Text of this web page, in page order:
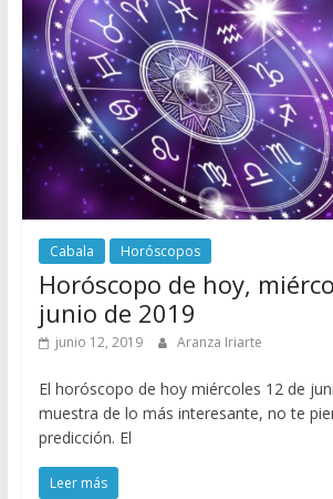
Cabala Horóscopos
Horóscopo de hoy,
junio de 2019
junio 12, 2019 Aranza Iriarte
El horóscopo de hoy miércoles 12 de
muestra de lo más interesante, no te
predicción. El
Leer más